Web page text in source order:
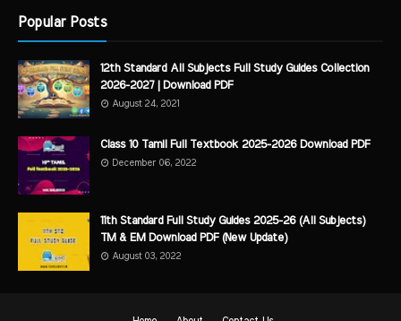
Popular Posts
12th Standard All Subjects Full Study Guides Collection
2026-2027 | Download PDF
August 24, 2021
Class 10 Tamil Full Textbook 2025-2026 Download PDF
December 06, 2022
11th Standard Full Study Guides 2025-26 (All Subjects)
TM & EM Download PDF (New Update)
August 03, 2022